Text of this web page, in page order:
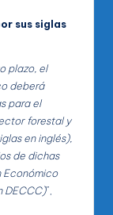
sus siglas
plazo, el
deberá
para el
forestal y
en inglés),
de dichas
Económico
DECCC)”,